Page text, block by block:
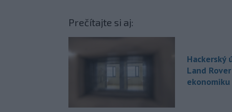
Prečítajte si aj:
Hackerský
Land
ekonomiku